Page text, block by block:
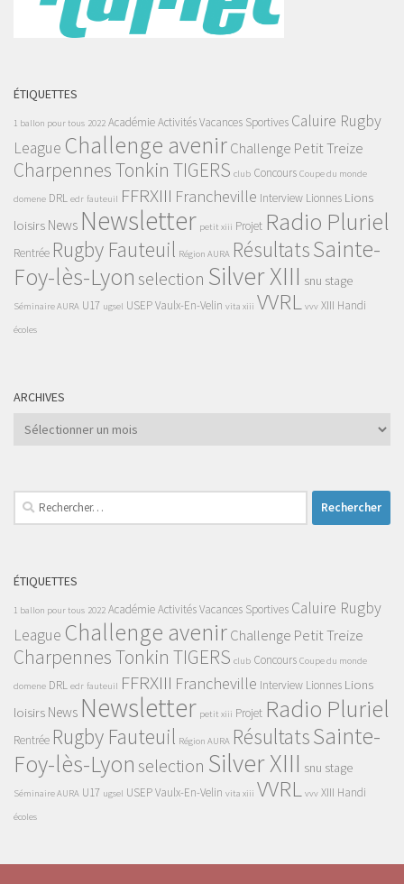
ÉTIQUETTES
1 ballon pour tous 2022 AcadémieActivités Vacances Sportives Caluire Rugby
League Challenge avenirChallenge Petit Treize
Charpennes Tonkin TIGERS club Concours Coupe du monde
domene DRL edr fauteuil FFRXIII Francheville Interview Lionnes Lions
loisirs News Newsletter petit xiii Projet Radio Pluriel
Rentrée Rugby Fauteuil Région AURA RésultatsSainte-
Foy-lès-Lyon selection Silver XIII snu stage
Séminaire AURA U17 ugsel USEPVaulx-En-Velin vita xiii VVRL vvv XIII Handi
écoles
ARCHIVES
Archives
Rechercher :
ÉTIQUETTES
1 ballon pour tous 2022 AcadémieActivités Vacances Sportives Caluire Rugby
League Challenge avenirChallenge Petit Treize
Charpennes Tonkin TIGERS club Concours Coupe du monde
domene DRL edr fauteuil FFRXIII Francheville Interview Lionnes Lions
loisirs News Newsletter petit xiii Projet Radio Pluriel
Rentrée Rugby Fauteuil Région AURA RésultatsSainte-
Foy-lès-Lyon selection Silver XIII snu stage
Séminaire AURA U17 ugsel USEPVaulx-En-Velin vita xiii VVRL vvv XIII Handi
écoles